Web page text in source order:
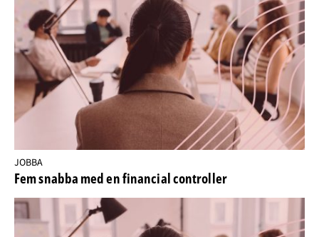
JOBBA
Fem snabba med en financial controller